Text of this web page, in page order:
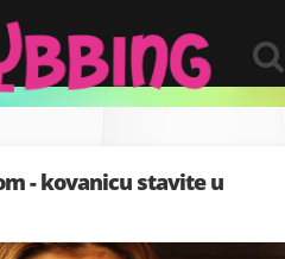
- kovanicu stavite u